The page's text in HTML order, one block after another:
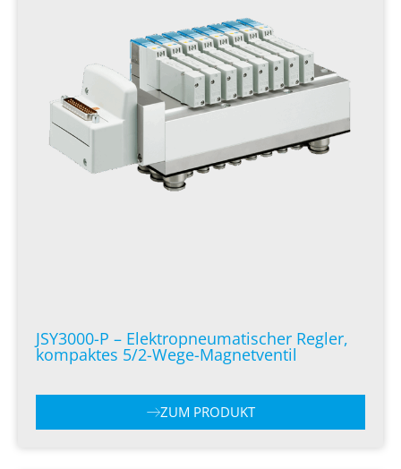
JSY3000-P – Elektropneumatischer Regler,
kompaktes 5/2-Wege-Magnetventil
ZUM PRODUKT